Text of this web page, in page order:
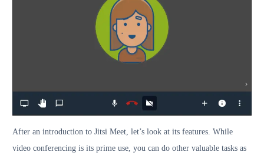
After an introduction to Jitsi Meet, let’s look at its features. While
video conferencing is its prime use, you can do other valuable tasks as